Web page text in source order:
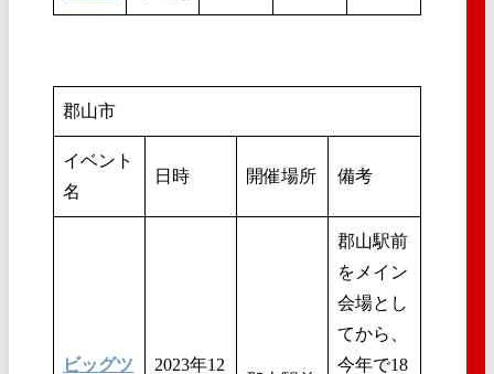
郡山市
イベント
名
日時 開催場所 備考
ビッグツ
2023年12
郡山駅前
をメイン
会場とし
てから、
今年で18